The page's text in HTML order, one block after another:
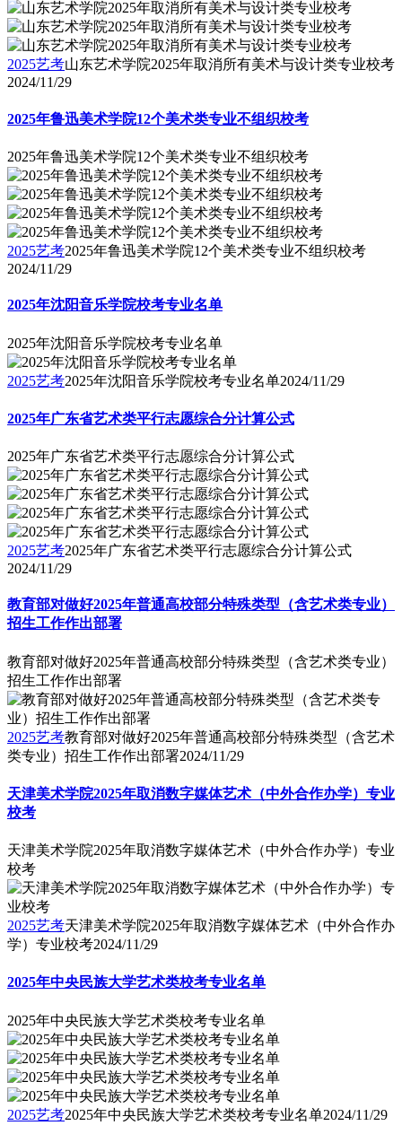
2025艺考山东艺术学院2025年取消所有美术与设计类专业校考
2024/11/29
2025年鲁迅美术学院12个美术类专业不组织校考
2025年鲁迅美术学院12个美术类专业不组织校考
2025艺考2025年鲁迅美术学院12个美术类专业不组织校考
2024/11/29
2025年沈阳音乐学院校考专业名单
2025年沈阳音乐学院校考专业名单
2025艺考2025年沈阳音乐学院校考专业名单2024/11/29
2025年广东省艺术类平行志愿综合分计算公式
2025年广东省艺术类平行志愿综合分计算公式
2025艺考2025年广东省艺术类平行志愿综合分计算公式
2024/11/29
教育部对做好2025年普通高校部分特殊类型（含艺术类专业）
招生工作作出部署
教育部对做好2025年普通高校部分特殊类型（含艺术类专业）
招生工作作出部署
2025艺考教育部对做好2025年普通高校部分特殊类型（含艺术
类专业）招生工作作出部署2024/11/29
天津美术学院2025年取消数字媒体艺术（中外合作办学）专业
校考
天津美术学院2025年取消数字媒体艺术（中外合作办学）专业
校考
2025艺考天津美术学院2025年取消数字媒体艺术（中外合作办
学）专业校考2024/11/29
2025年中央民族大学艺术类校考专业名单
2025年中央民族大学艺术类校考专业名单
2025艺考2025年中央民族大学艺术类校考专业名单2024/11/29